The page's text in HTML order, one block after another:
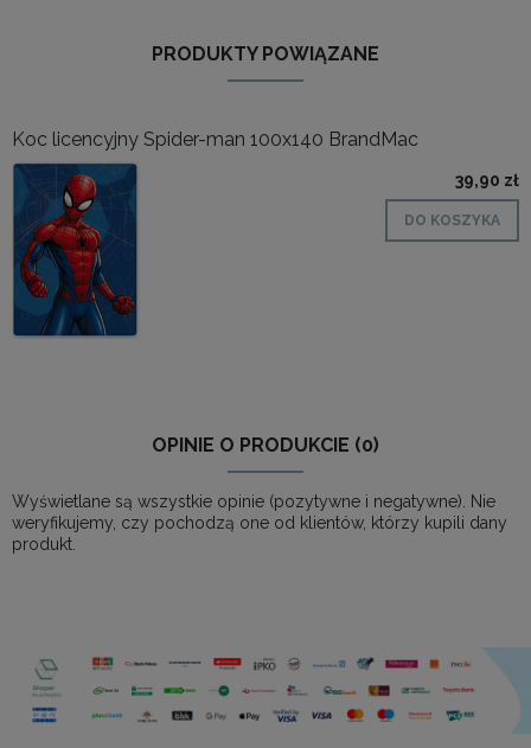
PRODUKTY POWIĄZANE
Koc licencyjny Spider-man 100x140 BrandMac
39,90 zł
DO KOSZYKA
OPINIE O PRODUKCIE (0)
Wyświetlane są wszystkie opinie (pozytywne i negatywne). Nie
weryfikujemy, czy pochodzą one od klientów, którzy kupili dany
produkt.